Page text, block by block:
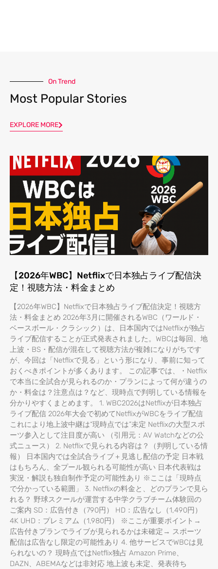
On Trend
Most Popular Stories
EXPLORE MORE
【2026年WBC】Netflixで日本独占ライブ配信決
定！視聴方法・料金まとめ
【2026年WBC】Netflixで日本独占ライブ配信決定！視聴方
法・料金まとめ 2026年3月に開催されるWBC（ワールド・
ベースボール・クラシック）は、日本国内ではNetflixが独占
ライブ配信することが正式発表されました。WBCは毎回、地
上波・BS・配信が混在して視聴方法が複雑になりがちです
が、今回は「Netflixで見る」という形になり、事前に知って
おくべきポイントが多くあります。 この記事では、・Netflix
で本当に全試合が見られるのか・プランによって何が違うの
か・料金は？注意点は？など、現時点で判明している情報を
分かりやすくまとめます。 1. WBC2026はNetflixが日本独占
ライブ配信 2026年大会で初めてNetflixがWBCをライブ配信
これにより地上波中継は“現時点では”未定 Netflixの大型スポ
ーツ参入として注目度が高い （引用元：AV Watchなどの公
式ニュース） 2. Netflixで見られる内容は？（判明している情
報） 日本国内では全試合ライブ＋見逃し配信の予定 日本戦
はもちろん、全プール観られる可能性が高い 日本代表戦は
実況・解説も独自制作予定の可能性あり ※ここは「現時点
で分かっている範囲」 3. Netflixの料金と、どのプランで見ら
れる？ 野球スクールが運営する中学クラブチーム体験回の
ご案内 SD：広告付き（790円） HD：広告なし（1,490円）
4K UHD：プレミアム（1,980円） ※ここが重要ポイント→
広告付きプランでライブが見られるかは未確定→ スポーツ
配信は広告なし限定の可能性あり 4. 他サービスでWBCは見
られないの？ 現時点ではNetflix独占 Amazon Prime、
DAZN、ABEMAなどは非対応 地上波も未定、発表待ち